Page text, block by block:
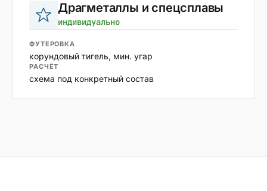
Драгметаллы и спецсплавы
индивидуально
ФУТЕРОВКА
корундовый тигель, мин. угар
РАСЧЁТ
схема под конкретный состав